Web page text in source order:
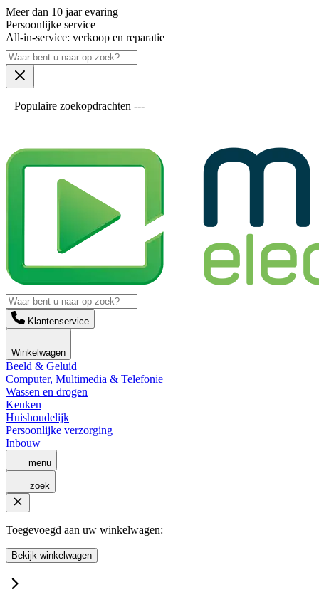
Meer dan 10 jaar evaring
Persoonlijke service
All-in-service: verkoop en reparatie
Populaire zoekopdrachten ---
Klantenservice
Winkelwagen
Beeld & Geluid
Computer, Multimedia & Telefonie
Wassen en drogen
Keuken
Huishoudelijk
Persoonlijke verzorging
Inbouw
menu
zoek
Toegevoegd aan uw winkelwagen:
Bekijk winkelwagen